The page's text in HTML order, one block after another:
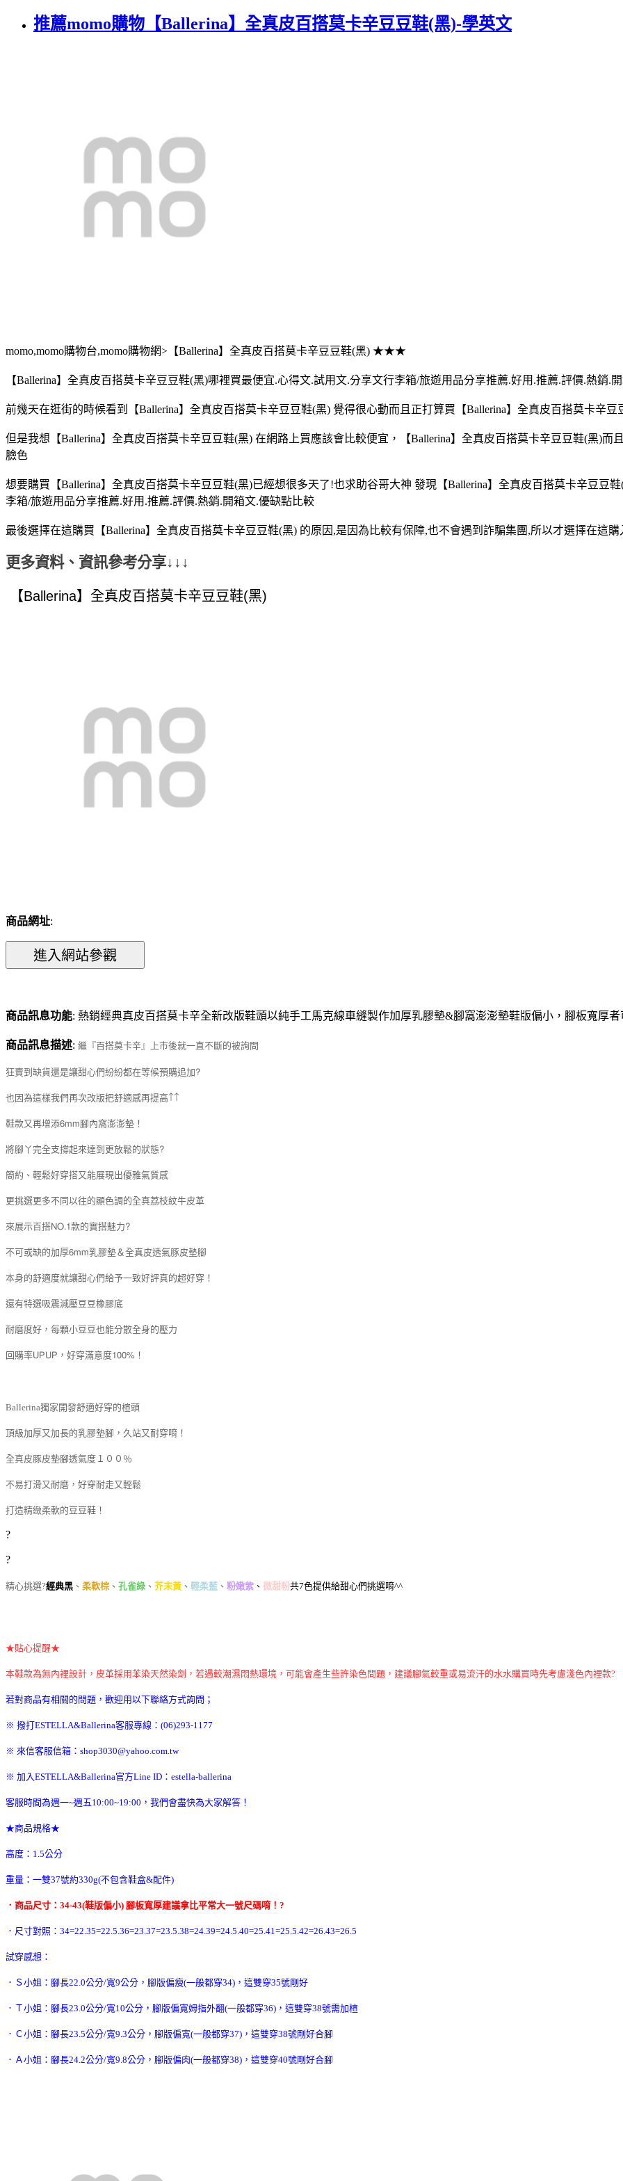
推薦momo購物【Ballerina】全真皮百搭莫卡辛豆豆鞋(黑)-學英文
momo,momo購物台,momo購物網>【Ballerina】全真皮百搭莫卡辛豆豆鞋(黑) ★★★
【Ballerina】全真皮百搭莫卡辛豆豆鞋(黑)哪裡買最便宜.心得文.試用文.分享文行李箱/旅遊用品分享推薦.好用.推薦.評價.熱銷.
前幾天在逛街的時候看到【Ballerina】全真皮百搭莫卡辛豆豆鞋(黑) 覺得很心動而且正打算買【Ballerina】全真皮百搭莫卡辛豆
但是我想【Ballerina】全真皮百搭莫卡辛豆豆鞋(黑) 在網路上買應該會比較便宜，【Ballerina】全真皮百搭莫卡辛豆豆鞋(黑)
臉色
想要購買【Ballerina】全真皮百搭莫卡辛豆豆鞋(黑)已經想很多天了!也求助谷哥大神 發現【Ballerina】全真皮百搭莫卡辛豆豆
李箱/旅遊用品分享推薦.好用.推薦.評價.熱銷.開箱文.優缺點比較
最後選擇在這購買【Ballerina】全真皮百搭莫卡辛豆豆鞋(黑) 的原因,是因為比較有保障,也不會遇到詐騙集團,所以才選擇在這購
更多資料、資訊參考分享↓↓↓
商品網址:
商品訊息功能: 熱銷經典真皮百搭莫卡辛全新改版鞋頭以純手工馬克線車縫製作加厚乳膠墊&腳窩澎澎墊鞋版偏小，腳板寬厚
商品訊息描述: 繼『百搭莫卡辛』上市後就一直不斷的被詢問
狂賣到缺貨還是讓甜心們紛紛都在等候預購追加?
也因為這樣我們再次改版把舒適感再提高↑↑
鞋款又再增添6mm腳內窩澎澎墊！
將腳丫完全支撐起來達到更放鬆的狀態?
簡約、輕鬆好穿搭又能展現出優雅氣質感
更挑選更多不同以往的顯色調的全真荔枝紋牛皮革
來展示百搭NO.1款的實搭魅力?
不可或缺的加厚6mm乳膠墊＆全真皮透氣豚皮墊腳
本身的舒適度就讓甜心們給予一致好評真的超好穿！
還有特選吸震減壓豆豆橡膠底
耐磨度好，每顆小豆豆也能分散全身的壓力
回購率UPUP，好穿滿意度100%！
Ballerina獨家開發舒適好穿的楦頭
頂級加厚又加長的乳膠墊腳，久站又耐穿唷！
全真皮豚皮墊腳透氣度１００％
不易打滑又耐磨，好穿耐走又輕鬆
打造精緻柔軟的豆豆鞋！
?
?
精心挑選?經典黑 、 柔軟棕 、 孔雀綠 、 芥末黃 、 輕柔藍 、 粉嫩紫 、 微甜粉共7色提供給甜心們挑選唷^^
★貼心提醒★
本鞋款為無內裡設計，皮革採用苯染天然染劑，若遇較潮濕悶熱環境，可能會產生些許染色問題，建議腳氣較重或易流汗的水水購買時先考慮淺色內裡款?
若對商品有相關的問題，歡迎用以下聯絡方式詢問；
※ 撥打ESTELLA&Ballerina客服專線：(06)293-1177
※ 來信客服信箱：shop3030@yahoo.com.tw
※ 加入ESTELLA&Ballerina官方Line ID：estella-ballerina
客服時間為週一~週五10:00~19:00，我們會盡快為大家解答！
★商品規格★
高度：1.5公分
重量：一雙37號約330g(不包含鞋盒&配件)
．商品尺寸：34-43(鞋版偏小) 腳板寬厚建議拿比平常大一號尺碼唷！ ?
．尺寸對照：34=22.35=22.5.36=23.37=23.5.38=24.39=24.5.40=25.41=25.5.42=26.43=26.5
試穿感想：
．Ｓ小姐：腳長22.0公分/寬9公分，腳版偏瘦(一般都穿34)，這雙穿35號剛好
．Ｔ小姐：腳長23.0公分/寬10公分，腳版偏寬姆指外翻(一般都穿36)，這雙穿38號需加楦
．Ｃ小姐：腳長23.5公分/寬9.3公分，腳版偏寬(一般都穿37)，這雙穿38號剛好合腳
．Ａ小姐：腳長24.2公分/寬9.8公分，腳版偏肉(一般都穿38)，這雙穿40號剛好合腳